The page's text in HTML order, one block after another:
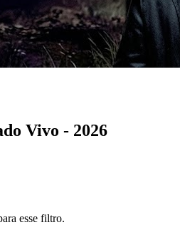
Vivo - 2026
esse filtro.